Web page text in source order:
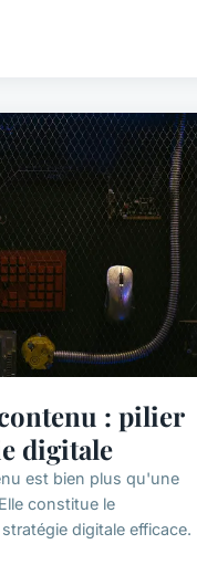
: pilier
digitale
est bien plus qu'une
constitue le
digitale efficace.